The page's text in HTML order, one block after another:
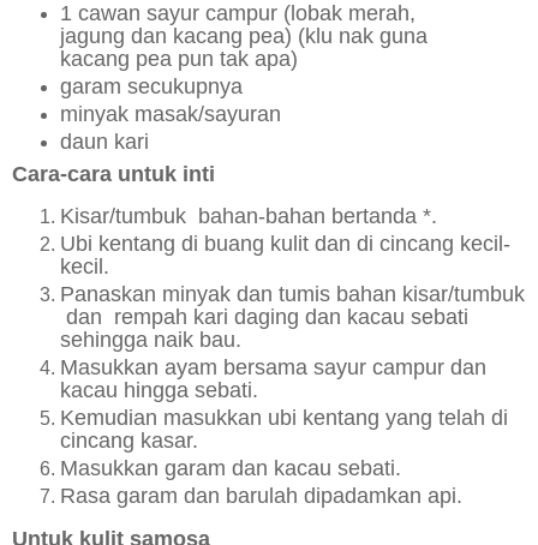
1 cawan sayur campur (lobak merah,
jagung dan kacang pea) (klu nak guna
kacang pea pun tak apa)
garam secukupnya
minyak masak/sayuran
daun kari
Cara-cara untuk inti
Kisar/tumbuk bahan-bahan bertanda *.
Ubi kentang di buang kulit dan di cincang kecil-
kecil.
Panaskan minyak dan tumis bahan kisar/tumbuk
dan rempah kari daging dan kacau sebati
sehingga naik bau.
Masukkan ayam bersama sayur campur dan
kacau hingga sebati.
Kemudian masukkan ubi kentang yang telah di
cincang kasar.
Masukkan garam dan kacau sebati.
Rasa garam dan barulah dipadamkan api.
Untuk kulit samosa